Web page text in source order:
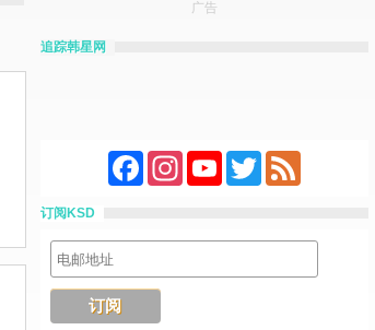
广告
追踪韩星网
FacebookInstagramYouTubeTwitterFeed
订阅KSD